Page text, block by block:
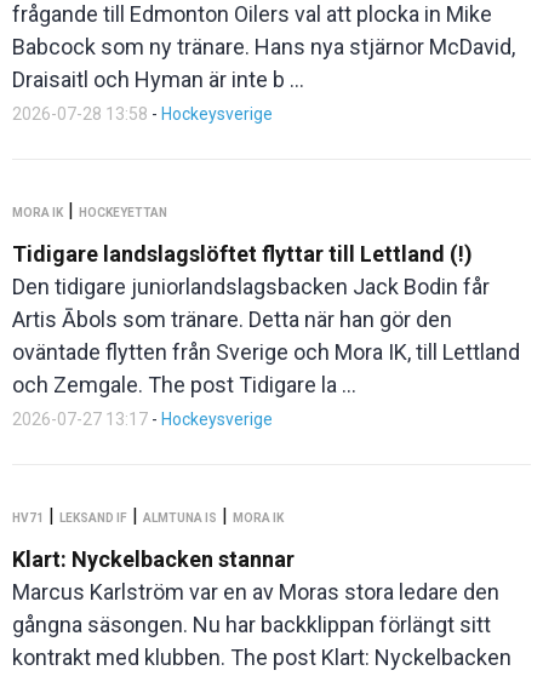
frågande till Edmonton Oilers val att plocka in Mike
Babcock som ny tränare. Hans nya stjärnor McDavid,
Draisaitl och Hyman är inte b ...
2026-07-28 13:58 - Hockeysverige
MORA IK | HOCKEYETTAN
Tidigare landslagslöftet flyttar till Lettland (!)
Den tidigare juniorlandslagsbacken Jack Bodin får
Artis Ābols som tränare. Detta när han gör den
oväntade flytten från Sverige och Mora IK, till Lettland
och Zemgale. The post Tidigare la ...
2026-07-27 13:17 - Hockeysverige
HV71 | LEKSAND IF | ALMTUNA IS | MORA IK
Klart: Nyckelbacken stannar
Marcus Karlström var en av Moras stora ledare den
gångna säsongen. Nu har backklippan förlängt sitt
kontrakt med klubben. The post Klart: Nyckelbacken